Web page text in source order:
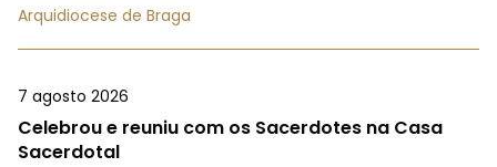
Arquidiocese de Braga
7 agosto 2026
Celebrou e reuniu com os Sacerdotes na Casa
Sacerdotal